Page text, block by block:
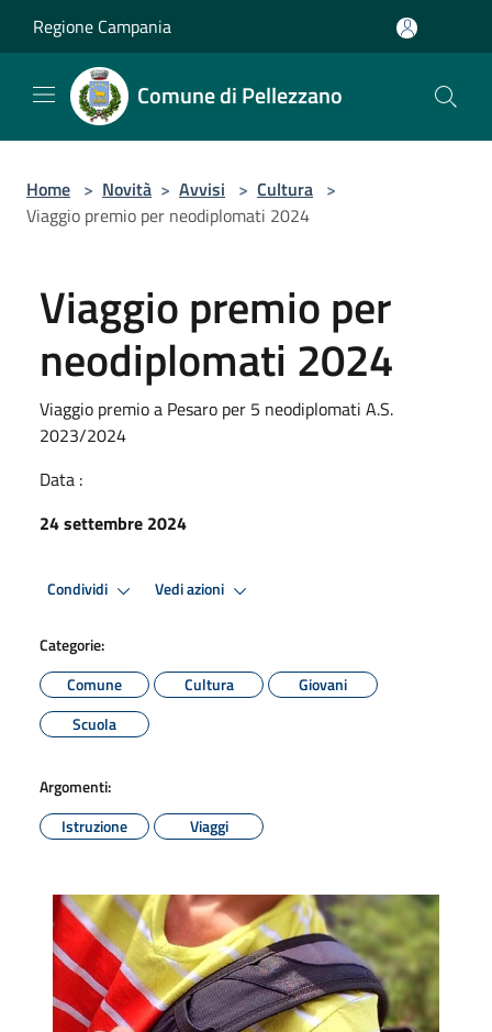
Regione Campania
Comune di Pellezzano
Home > Novità > Avvisi > Cultura >
Viaggio premio per neodiplomati 2024
Viaggio premio per
neodiplomati 2024
Viaggio premio a Pesaro per 5 neodiplomati A.S.
2023/2024
Data :
24 settembre 2024
Condividi Vedi azioni
Categorie:
Comune
Cultura
Giovani
Scuola
Argomenti:
Istruzione
Viaggi